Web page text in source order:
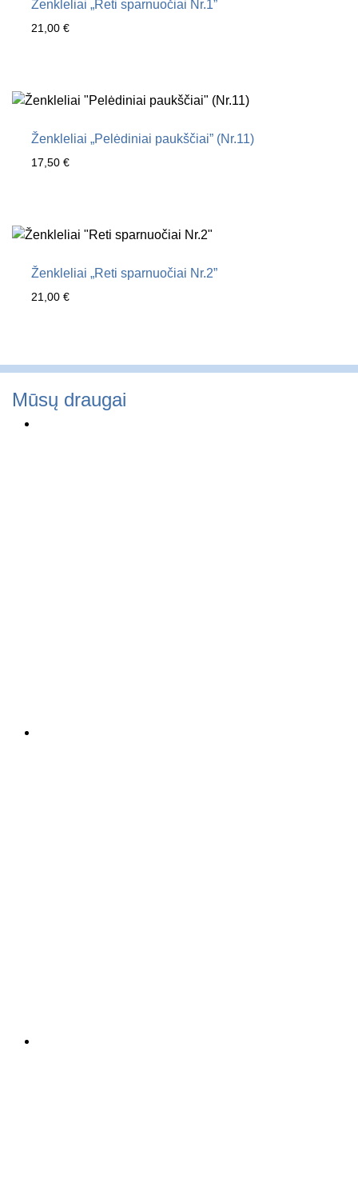
Ženkleliai „Reti sparnuočiai Nr.1”
21,00 €
Ženkleliai „Pelėdiniai paukščiai” (Nr.11)
17,50 €
Ženkleliai „Reti sparnuočiai Nr.2”
21,00 €
Mūsų draugai